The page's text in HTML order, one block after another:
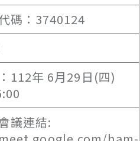
碼：3740124
112年 6月29日(四)
議連結: